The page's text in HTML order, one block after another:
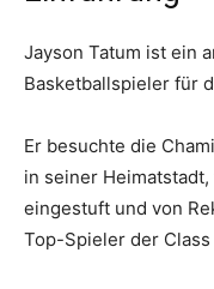
Jayson Tatum ist ein
Basketballspieler für
Er besuchte die
in seiner
eingestuft und von
Top-Spieler der